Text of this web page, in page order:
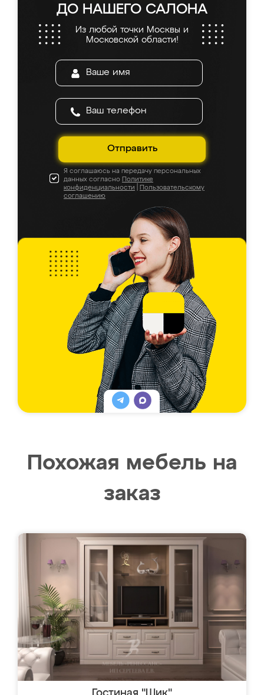
ДО НАШЕГО САЛОНА
Из любой точки Москвы и
Московской области!
Отправить
Я соглашаюсь на передачу персональных
данных согласно Политике
конфиденциальности
Пользовательскому
соглашению
Похожая мебель на
заказ